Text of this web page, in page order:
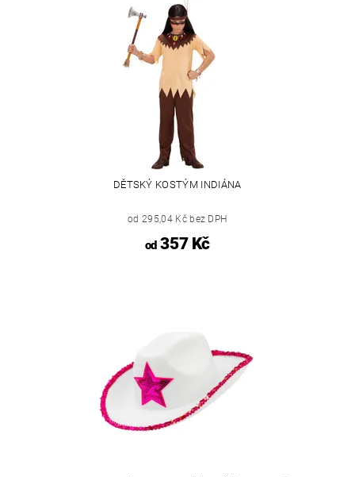
DĚTSKÝ KOSTÝM INDIÁNA
od 295,04 Kč bez DPH
od357 Kč